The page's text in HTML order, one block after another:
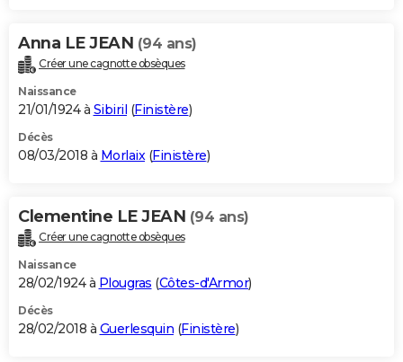
Anna LE JEAN (94 ans)
Créer une cagnotte obsèques
Naissance
21/01/1924 à Sibiril (Finistère)
Décès
08/03/2018 à Morlaix(Finistère)
Clementine LE JEAN (94 ans)
Créer une cagnotte obsèques
Naissance
28/02/1924 à Plougras (Côtes-d'Armor)
Décès
28/02/2018 à Guerlesquin (Finistère)